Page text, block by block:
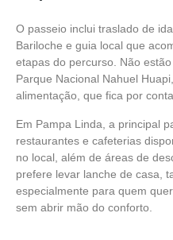
O passeio inclui traslado de
Bariloche e guia local que
etapas do percurso. Não
Parque Nacional Nahuel
alimentação, que fica por
Em Pampa Linda, a principal
restaurantes e cafeterias
no local, além de áreas de
prefere levar lanche de casa,
especialmente para quem
sem abrir mão do conforto.